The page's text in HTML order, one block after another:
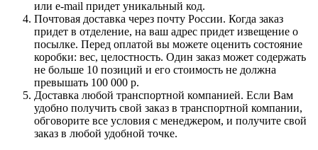
или e-mail придет уникальный код.
Почтовая доставка через почту России. Когда заказ
придет в отделение, на ваш адрес придет извещение о
посылке. Перед оплатой вы можете оценить состояние
коробки: вес, целостность. Один заказ может содержать
не больше 10 позиций и его стоимость не должна
превышать 100 000 р.
Доставка любой транспортной компанией. Если Вам
удобно получить свой заказ в транспортной компании,
обговорите все условия с менеджером, и получите свой
заказ в любой удобной точке.